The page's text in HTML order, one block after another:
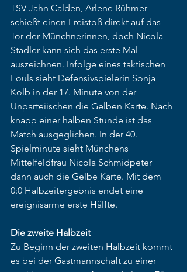
TSV Jahn Calden, Arlene Rühmer
schießt einen Freistoß direkt auf das
Tor der Münchnerinnen, doch Nicola
Stadler kann sich das erste Mal
auszeichnen. Infolge eines taktischen
Fouls sieht Defensivspielerin Sonja
Kolb in der 17. Minute von der
Unparteiischen die Gelben Karte. Nach
knapp einer halben Stunde ist das
Match ausgeglichen. In der 40.
Spielminute sieht Münchens
Mittelfeldfrau Nicola Schmidpeter
dann auch die Gelbe Karte. Mit dem
0:0 Halbzeitergebnis endet eine
ereignisarme erste Hälfte.
Die zweite Halbzeit
Zu Beginn der zweiten Halbzeit kommt
es bei der Gastmannschaft zu einer